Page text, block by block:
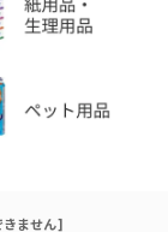
きません]